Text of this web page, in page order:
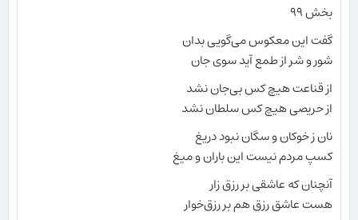
بخش ۹۹
گفت این معکوس می‌گویی بدان
شور و شر از طمع آید سوی جان
از قناعت هیچ کس بی‌جان نشد
از حریصی هیچ کس سلطان نشد
نان ز خوکان و سگان نبود دریغ
کسپ مردم نیست این باران و میغ
آنچنان که عاشقی بر رزق زار
هست عاشق رزق هم بر رزق‌خوار